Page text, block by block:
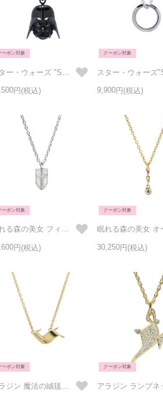
ーポン対象 クーポン対象
9,900
ーポン対象
眠れる森の美女 フィリップ王子の盾 ネックレス シルバー
クーポン対象
30,250
ーポン対象 クーポン対象